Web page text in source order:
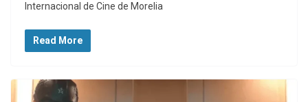
Internacional de Cine de Morelia
Read More